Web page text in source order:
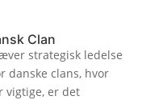
Clan
strategisk ledelse
danske clans, hvor
vigtige, er det